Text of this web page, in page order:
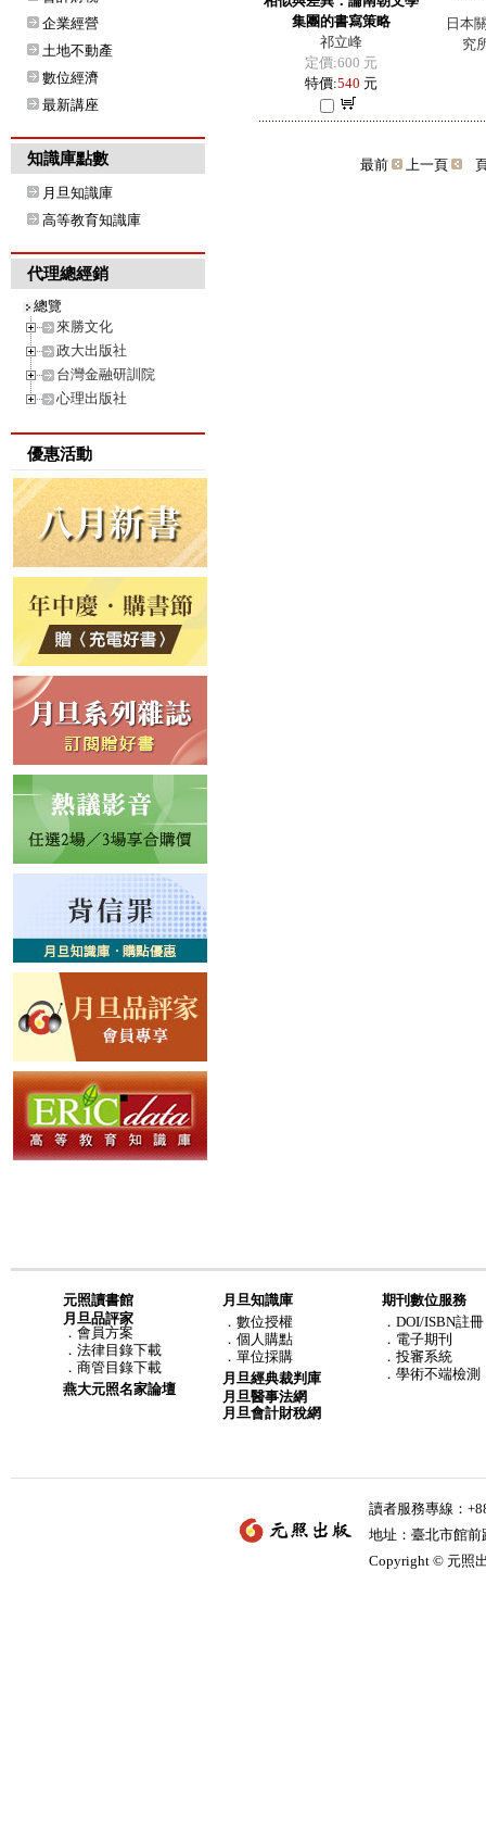
企業經營
土地不動產
數位經濟
最新講座
知識庫點數
月旦知識庫
高等教育知識庫
代理總經銷
總覽
來勝文化
政大出版社
台灣金融研訓院
心理出版社
優惠活動
集團的書寫策略
祁立峰
定價:600 元
特價:540 元
日本
究
最前 上一頁
元照讀書館
月旦品評家
． 會員方案
． 法律目錄下載
． 商管目錄下載
燕大元照名家論壇
月旦知識庫
． 數位授權
． 個人購點
． 單位採購
月旦經典裁判庫
月旦醫事法網
月旦會計財稅網
期刊數位服務
．DOI/ISBN註冊
．電子期刊
．投審系統
．學術不端檢測
讀者服務專線：
地址：臺北市館
Copyright © 元照